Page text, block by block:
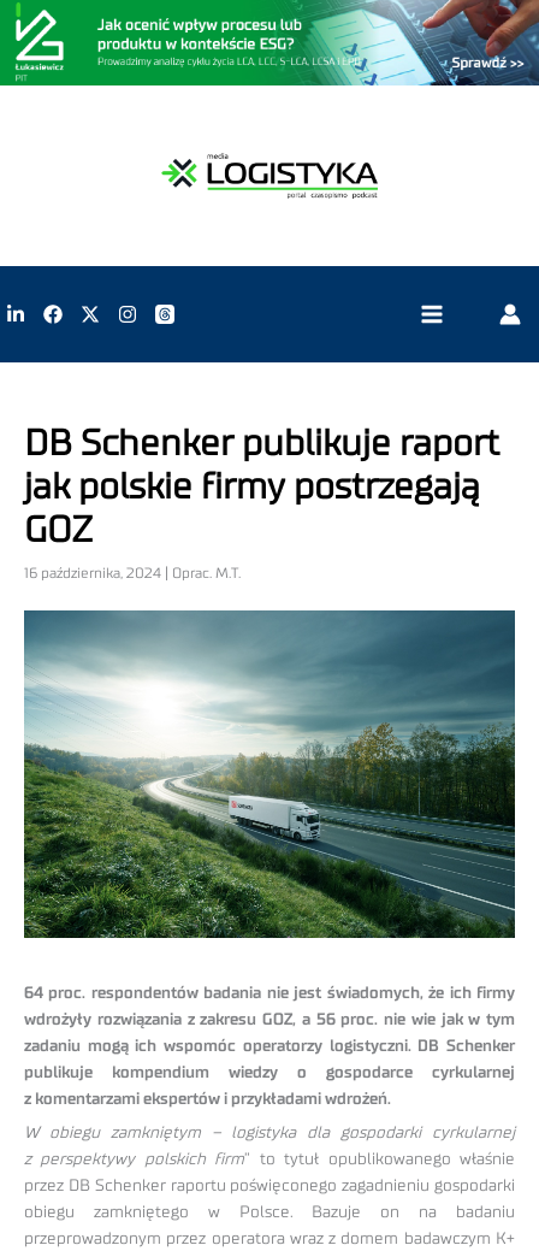
DB Schenker publikuje raport
jak polskie firmy postrzegają
GOZ
16 października, 2024 | Oprac. M.T.
64 proc. respondentów badania nie jest świadomych, że ich firmy
wdrożyły rozwiązania z zakresu GOZ, a 56 proc. nie wie jak w tym
zadaniu mogą ich wspomóc operatorzy logistyczni. DB Schenker
publikuje kompendium wiedzy o gospodarce cyrkularnej
z komentarzami ekspertów i przykładami wdrożeń.
W obiegu zamkniętym – logistyka dla gospodarki cyrkularnej
z perspektywy polskich firm” to tytuł opublikowanego właśnie
przez DB Schenker raportu poświęconego zagadnieniu gospodarki
obiegu zamkniętego w Polsce. Bazuje on na badaniu
przeprowadzonym przez operatora wraz z domem badawczym K+